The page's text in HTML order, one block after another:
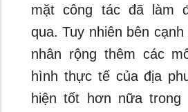
mặt công tác đã làm
qua. Tuy nhiên bên
nhân rộng thêm các
hình thực tế của địa
hiện tốt hơn nữa trong